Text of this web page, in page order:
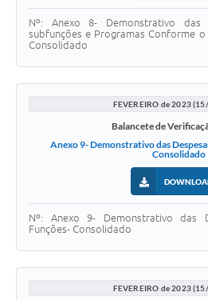
Nº: Anexo 8- Demonstrativo das
subfunções e Programas Conforme o
Consolidado
FEVEREIRO de 2023
Balancete de
Anexo 9- Demonstrativo das
Consolidado
Nº: Anexo 9- Demonstrativo das
Funções- Consolidado
FEVEREIRO de 2023